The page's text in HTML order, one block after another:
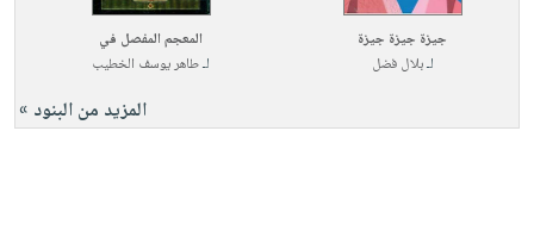
جيزة جيزة جيزة
لـبلال فضل
المعجم المفصل في
لـطاهر يوسف الخطيب
المزيد من البنود »